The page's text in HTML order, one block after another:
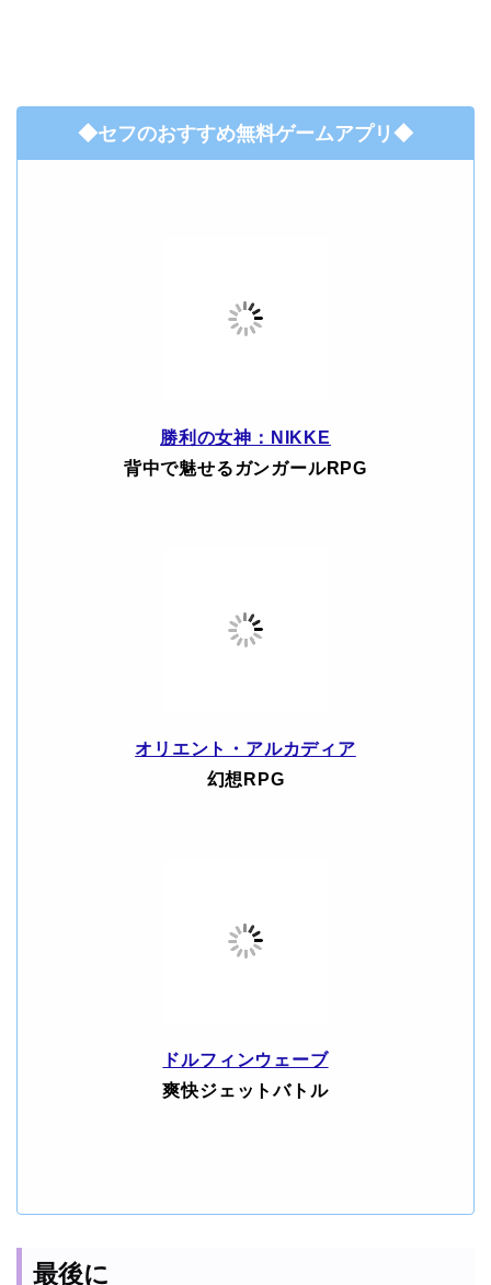
◆セフのおすすめ無料ゲームアプリ◆
勝利の女神：NIKKE
背中で魅せるガンガールRPG
オリエント・アルカディア
幻想RPG
ドルフィンウェーブ
爽快ジェットバトル
最後に